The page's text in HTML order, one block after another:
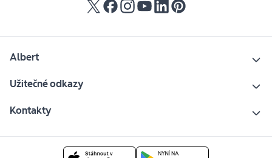
Albert
Užitečné odkazy
Kontakty